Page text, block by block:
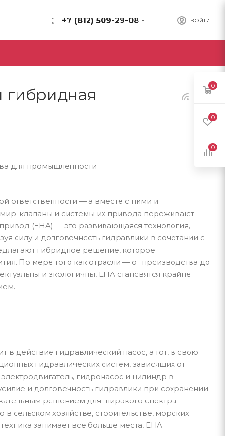
ВОЙТИ
+7 (812) 509-29-08
гибридная
ответственности — а вместе с ними и
клапаны и системы их привода переживают
(EHA) — это развивающаяся технология,
силу и долговечность гидравлики в сочетании с
гибридное решение, которое
По мере того как отрасли — от производства до
и экологичны, EHA становятся крайне
в действие гидравлический насос, а тот, в свою
гидравлических систем, зависящих от
гидронасос и цилиндр в
и долговечность гидравлики при сохранении
решением для широкого спектра
сельском хозяйстве, строительстве, морских
занимает все больше места, EHA
0
0
0